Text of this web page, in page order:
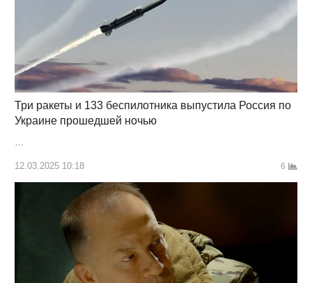
Три ракеты и 133 беспилотника выпустила Россия по
Украине прошедшей ночью
…
12.03.2025 10:18 6